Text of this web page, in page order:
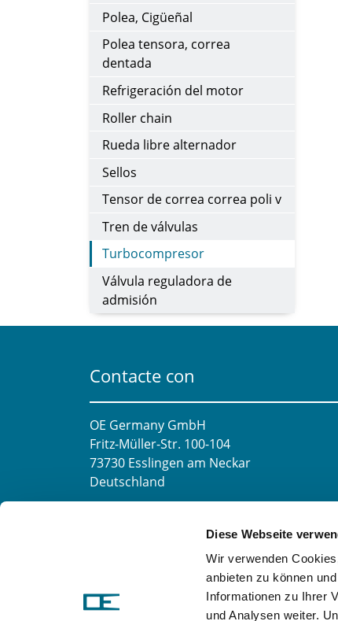
Diese Webseite
Wir verwenden
anbieten zu können
Informationen zu Ihrer
und Analysen weiter.
Polea, Cigüeñal
Polea tensora, correa
dentada
Refrigeración del motor
Roller chain
Rueda libre alternador
Sellos
Tensor de correa correa poli v
Tren de válvulas
Turbocompresor
Válvula reguladora de
admisión
Contacte con
OE Germany GmbH
Fritz-Müller-Str. 100-104​
73730 Esslingen am Neckar​
Deutschland
Mo-Fr 8:00-16:00 Uhr
+49 711 6276980
Fax:+49 711 62769851